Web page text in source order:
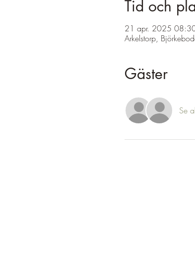
Tid och
21 apr. 2025
Arkelstorp,
Gäster
Se